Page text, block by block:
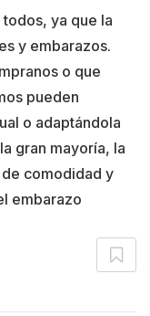
ya que la
y embarazos.
o que
pueden
o adaptándola
gran mayoría, la
comodidad y
embarazo